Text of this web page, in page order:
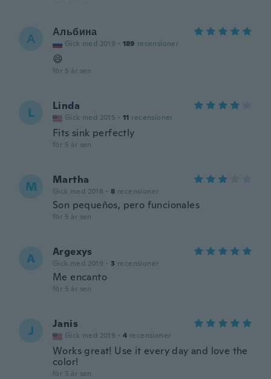
А Альбина
Gick med 2019 · 189 recensioner
😄
för 5 år sen
L Linda
Gick med 2015 · 11 recensioner
Fits sink perfectly
för 5 år sen
M Martha
Gick med 2018 · 8 recensioner
Son pequeños, pero funcionales
för 5 år sen
A Argexys
Gick med 2019 · 3 recensioner
Me encanto
för 5 år sen
J Janis
Gick med 2019 · 4 recensioner
Works great! Use it every day and love the
color!
för 5 år sen